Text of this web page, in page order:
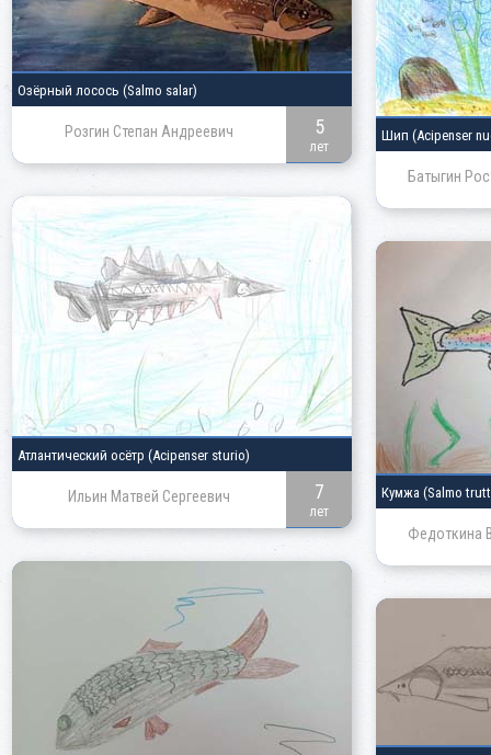
Озёрный лосось (Salmo salar)
Розгин Степан Андреевич 5
лет
Шип (Acipenser
Батыгин
Атлантический осётр (Acipenser sturio)
Ильин Матвей Сергеевич 7
лет
Кумжа (Salmo
Федоткина